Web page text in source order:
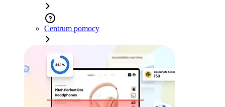
Centrum pomocy